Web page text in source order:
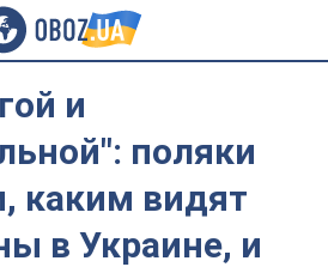
и
поляки
каким видят
в Украине, и